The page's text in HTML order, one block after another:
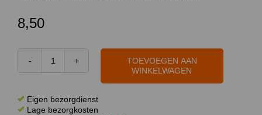
8,50
Taxus
cm
TOEVOEGEN AAN
WINKELWAGEN
Eigen bezorgdienst
Lage bezorgkosten